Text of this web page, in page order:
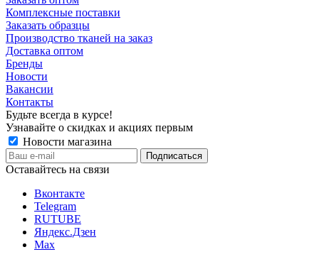
Комплексные поставки
Заказать образцы
Производство тканей на заказ
Доставка оптом
Бренды
Новости
Вакансии
Контакты
Будьте всегда в курсе!
Узнавайте о скидках и акциях первым
Новости магазина
Оставайтесь на связи
Вконтакте
Telegram
RUTUBE
Яндекс.Дзен
Max